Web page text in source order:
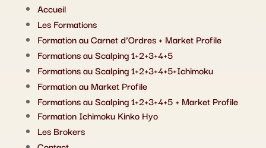
Accueil
Les Formations
Formation au Carnet d’Ordres + Market Profile
Formations au Scalping 1+2+3+4+5
Formations au Scalping 1+2+3+4+5+Ichimoku
Formation au Market Profile
Formations au Scalping 1+2+3+4+5 + Market Profile
Formation Ichimoku Kinko Hyo
Les Brokers